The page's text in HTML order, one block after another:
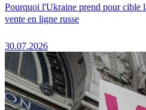
Pourquoi l'Ukraine prend pour cible
vente en ligne russe
30.07.2026